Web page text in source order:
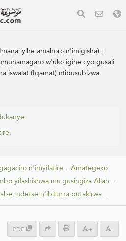
iyihe amahoro n'imigisha).:
w'uko igihe cyo gusali
iswalat (Iqamat) ntibusubizwa
n'imyifatire. . Amategeko
yifashishwa mu gusingiza Allah. .
ndetse n'ibituma butakirwa. .
PDF + -